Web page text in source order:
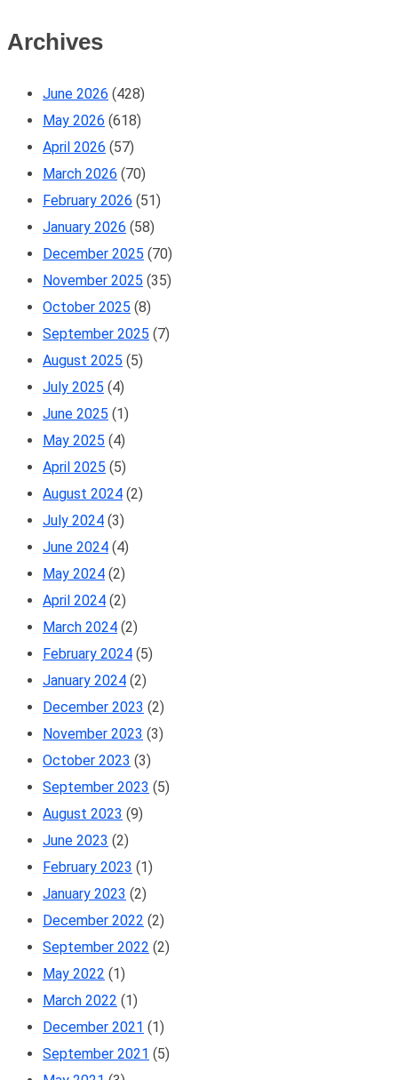
Archives
June 2026 (428)
May 2026 (618)
April 2026 (57)
March 2026 (70)
February 2026 (51)
January 2026 (58)
December 2025 (70)
November 2025 (35)
October 2025 (8)
September 2025 (7)
August 2025 (5)
July 2025 (4)
June 2025 (1)
May 2025 (4)
April 2025 (5)
August 2024 (2)
July 2024 (3)
June 2024 (4)
May 2024 (2)
April 2024 (2)
March 2024 (2)
February 2024 (5)
January 2024 (2)
December 2023 (2)
November 2023 (3)
October 2023 (3)
September 2023 (5)
August 2023 (9)
June 2023 (2)
February 2023 (1)
January 2023 (2)
December 2022 (2)
September 2022 (2)
May 2022 (1)
March 2022 (1)
December 2021 (1)
September 2021 (5)